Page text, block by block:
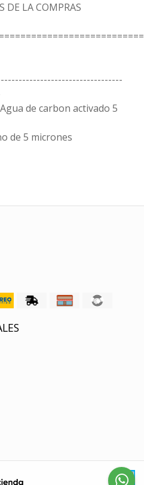
DE LA COMPRAS
-----------------------------------
de carbon activado 5
de 5 micrones